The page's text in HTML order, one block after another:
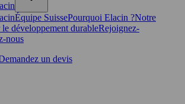
Équipe SuissePourquoi Elacin ?Notre
développement durableRejoignez-
nous
un devis